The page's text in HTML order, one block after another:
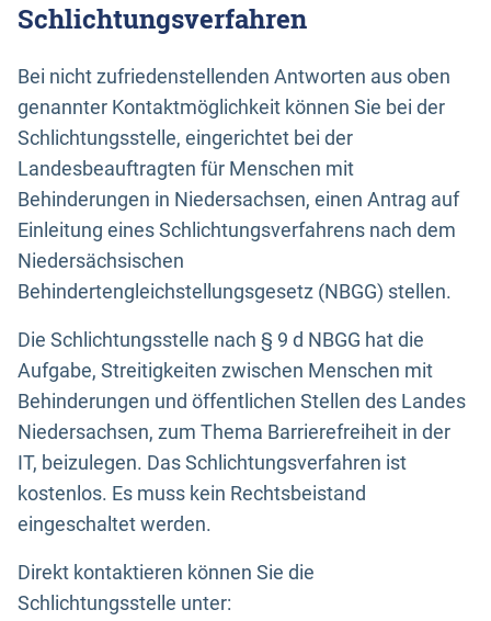
Schlichtungsverfahren
Bei nicht zufriedenstellenden Antworten aus oben
genannter Kontaktmöglichkeit können Sie bei der
Schlichtungsstelle, eingerichtet bei der
Landesbeauftragten für Menschen mit
Behinderungen in Niedersachsen, einen Antrag auf
Einleitung eines Schlichtungsverfahrens nach dem
Niedersächsischen
Behindertengleichstellungsgesetz (NBGG) stellen.
Die Schlichtungsstelle nach § 9 d NBGG hat die
Aufgabe, Streitigkeiten zwischen Menschen mit
Behinderungen und öffentlichen Stellen des Landes
Niedersachsen, zum Thema Barrierefreiheit in der
IT, beizulegen. Das Schlichtungsverfahren ist
kostenlos. Es muss kein Rechtsbeistand
eingeschaltet werden.
Direkt kontaktieren können Sie die
Schlichtungsstelle unter: